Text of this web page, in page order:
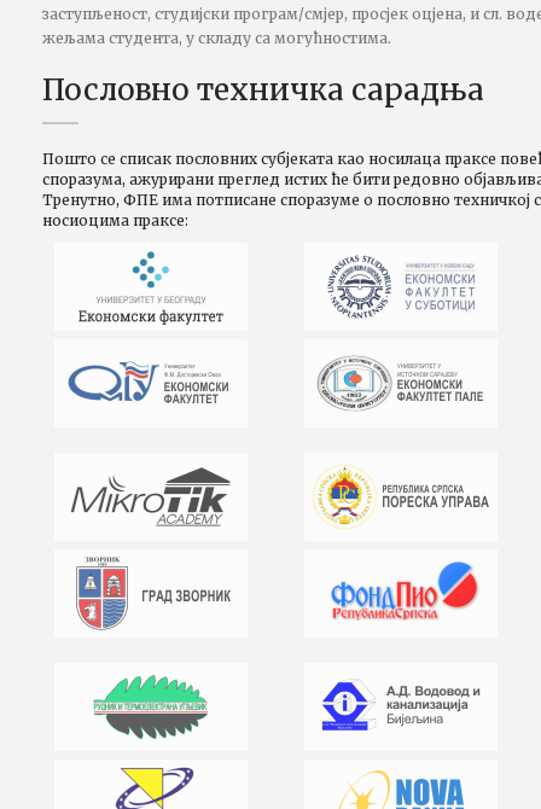
заступљеност, студијски програм/смјер, просјек оцјена, и сл.
жељама студента, у складу са могућностима.
Пословно техничка сарадња
Пошто се списак пословних субјеката као носилаца праксе
споразума, ажурирани преглед истих ће бити редовно
Тренутно, ФПЕ има потписане споразуме о пословно техничкој
носиоцима праксе: